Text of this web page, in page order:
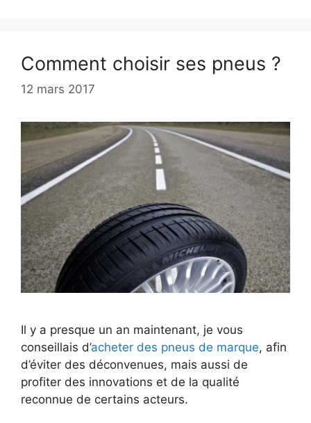
Comment choisir ses pneus ?
12 mars 2017
Il y a presque un an maintenant, je vous
conseillais d’acheter des pneus de marque, afin
d’éviter des déconvenues, mais aussi de
profiter des innovations et de la qualité
reconnue de certains acteurs.